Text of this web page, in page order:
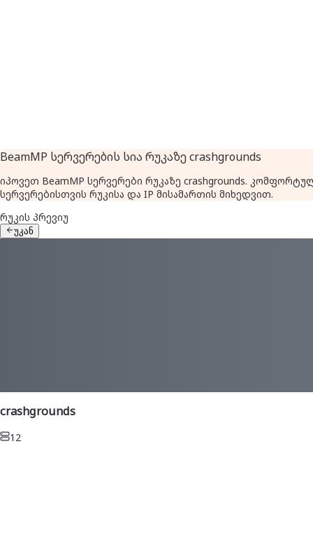
BeamMP სერვერების სია რუკაზე crashgrounds
იპოვეთ BeamMP სერვერები რუკაზე crashgrounds.
სერვერებისთვის რუკისა და IP მისამართის მიხედვით.
რუკის პრევიუ
უკან
crashgrounds
12